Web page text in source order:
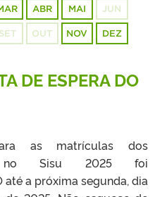
ABR MAI JUN
SET OUT NOV DEZ
DE ESPERA DO
as matrículas dos
no Sisu 2025 foi
até a próxima segunda, dia